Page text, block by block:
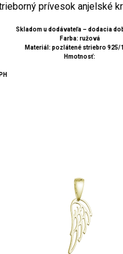
prívesok anjelské
Skladom u dodávateľa – dodacia
Farba: ružová
Materiál: pozlátené striebro 925/
Hmotnosť: